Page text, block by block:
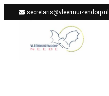
secretaris@vleermuizendorp.nl